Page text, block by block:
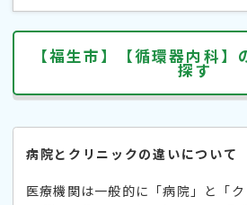
【福生市】【循環器内科】
探す
病院とクリニックの違いについて
医療機関は一般的に「病院」と「ク